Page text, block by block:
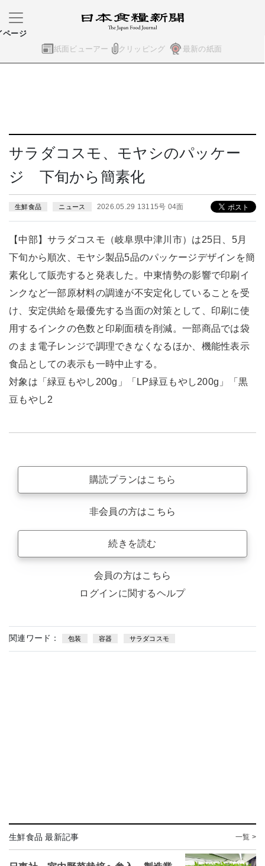
紙面ビューアー クリッピング 最新の紙面
ページ
サラダコスモ、モヤシのパッケー
ジ 下旬から簡素化
生鮮食品 ニュース 2026.05.29 13115号 04面
【中部】サラダコスモ（岐阜県中津川市）は25日、5月
下旬から順次、モヤシ製品5品のパッケージデザインを簡
素化して販売すると発表した。中東情勢の影響で印刷イ
ンクなど一部原材料の調達が不安定化していることを受
け、安定供給を最優先する当面の対策として、印刷に使
用するインクの色数と印刷面積を削減。一部商品では袋
のまま電子レンジで調理できなくなるほか、機能性表示
食品としての表示も一時中止する。
対象は「緑豆もやし200g」「LP緑豆もやし200g」「黒
豆もやし2
購読プランはこちら
非会員の方はこちら
続きを読む
会員の方はこちら
ログインに関するヘルプ
関連ワード： 包装 容器 サラダコスモ
生鮮食品 最新記事 一覧 >